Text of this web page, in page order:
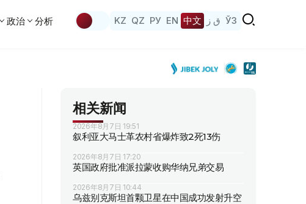
政治 分析 KZ QZ РУ EN 中文 ق ز ЎЗ
相关新闻
2026年8月7日 19:51
叙利亚大马士革农村省爆炸致2死13伤
2026年8月7日 17:20
英国政府批准派拉蒙收购华纳兄弟交易
2026年8月7日 10:44
乌兹别克斯坦首颗卫星在中国成功发射升空